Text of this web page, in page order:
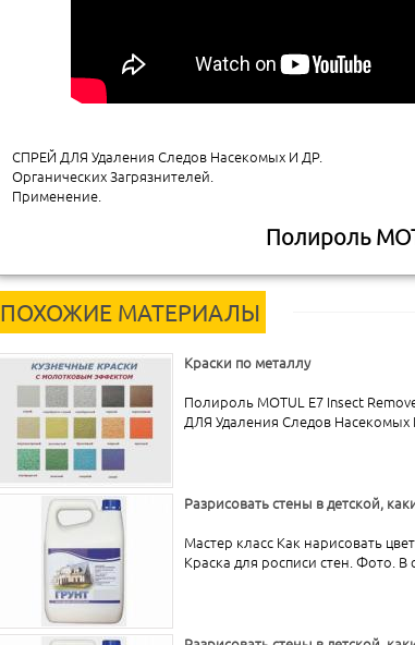
СПРЕЙ ДЛЯ Удаления Следов Насекомых И ДР.
Органических Загрязнителей.
Применение.
Полироль
ПОХОЖИЕ МАТЕРИАЛЫ
Краски по металлу
Полироль MOTUL E7 Insect
ДЛЯ Удаления Следов Насекомых
Разрисовать стены в детской,
Мастер класс Как нарисовать
Краска для росписи стен. Фото. В